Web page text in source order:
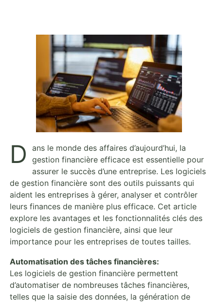
D
ans le monde des affaires d’aujourd’hui, la
gestion financière efficace est essentielle pour
assurer le succès d’une entreprise. Les logiciels
de gestion financière sont des outils puissants qui
aident les entreprises à gérer, analyser et contrôler
leurs finances de manière plus efficace. Cet article
explore les avantages et les fonctionnalités clés des
logiciels de gestion financière, ainsi que leur
importance pour les entreprises de toutes tailles.
Automatisation des tâches financières:
Les logiciels de gestion financière permettent
d’automatiser de nombreuses tâches financières,
telles que la saisie des données, la génération de